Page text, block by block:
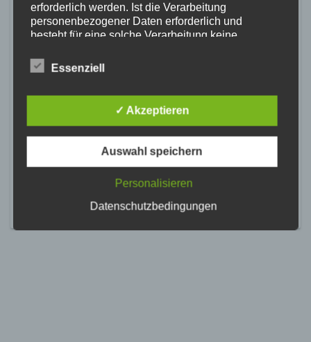
erforderlich werden. Ist die Verarbeitung
personenbezogener Daten erforderlich und
besteht für eine solche Verarbeitung keine
Einwilligung der betroffenen Person ein.
beispielsweise des Namens, der Anschrift, E-Mail-
Adresse oder Telefonnummer einer betroffenen
Person, erfolgt stets im Einklang mit der
Datenschutz-Grundverordnung und in
Übereinstimmung mit den für uns geltenden
landesspezifischen Datenschutzbestimmungen.
Mittels dieser Datenschutzerklärung möchte unser
und Zweck der von uns erhobenen, genutzten und
Essenziell
✓ Akzeptieren
Auswahl speichern
Personalisieren
Datenschutzbedingungen